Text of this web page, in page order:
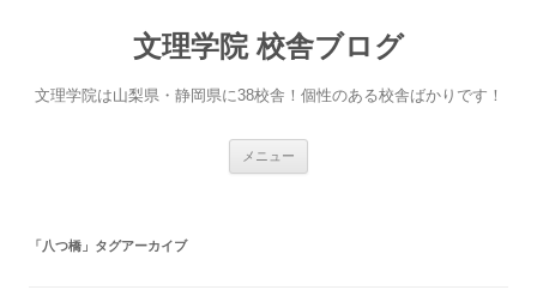
文理学院 校舎ブログ
文理学院は山梨県・静岡県に38校舎！個性のある校舎ばかりです！
メニュー
「八つ橋 」タグアーカイブ